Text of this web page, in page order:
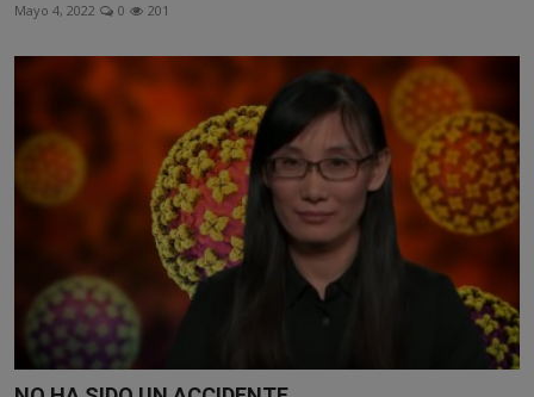
Mayo 4, 2022 0 201